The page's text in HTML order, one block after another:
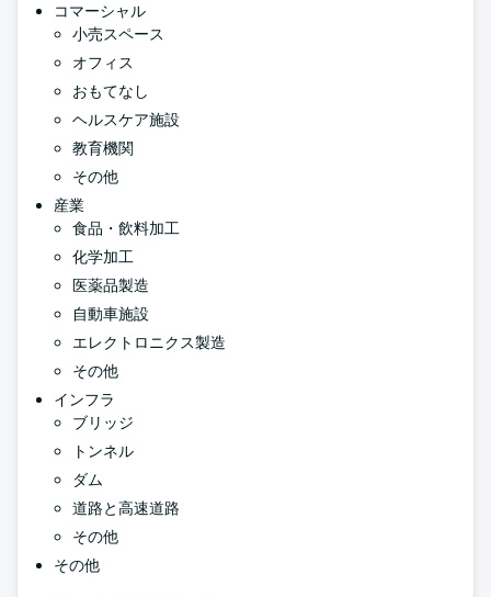
コマーシャル
小売スペース
オフィス
おもてなし
ヘルスケア施設
教育機関
その他
産業
食品・飲料加工
化学加工
医薬品製造
自動車施設
エレクトロニクス製造
その他
インフラ
ブリッジ
トンネル
ダム
道路と高速道路
その他
その他